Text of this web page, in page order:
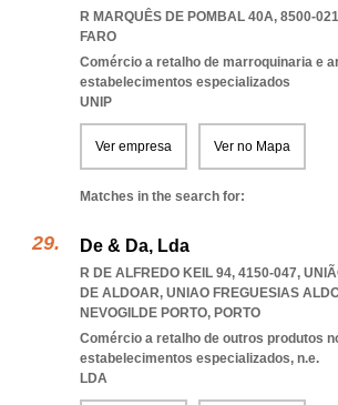
R MARQUÊS DE POMBAL 40A, 8500-021
FARO
Comércio a retalho de marroquinaria e
estabelecimentos especializados
UNIP
Ver empresa Ver no Mapa
Matches in the search for:
De & Da, Lda
R DE ALFREDO KEIL 94, 4150-047,
DE ALDOAR, UNIAO FREGUESIAS
NEVOGILDE PORTO, PORTO
Comércio a retalho de outros produtos
estabelecimentos especializados, n.e.
LDA